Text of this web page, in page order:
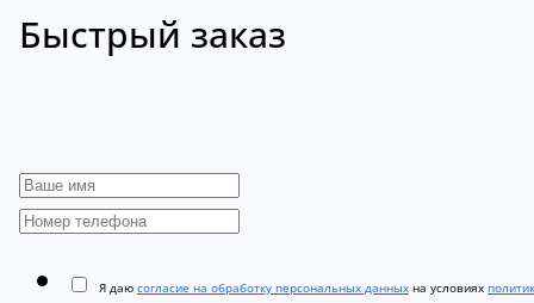
Быстрый заказ
Я даю согласие на обработку персональных данных на условиях